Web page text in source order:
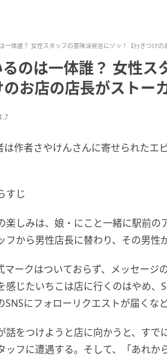
一体誰？ 女性スタッフの意味深発言にゾッ！【行きつけの
のは一体誰？ 女性ス
のお店の店長がストー
作者さやけんさんに寄せられたエ
すじ
楽しみは、娘・にこと一緒に駅前
フから男性店長に替わり、その男性
マークはついておらず、メッセー
感じたいちこは店に行くのはやめ
SNSにフォローリクエストが届くな
話をつけようと店に向かうと、す
ッフに遭遇する。そして、「あれ